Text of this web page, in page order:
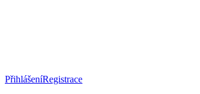
PřihlášeníRegistrace